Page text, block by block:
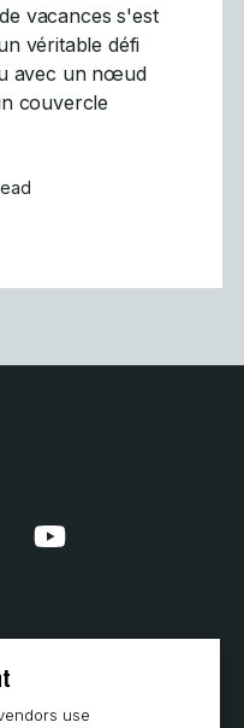
vacances s'est
véritable défi
avec un nœud
couvercle
relevé :
use